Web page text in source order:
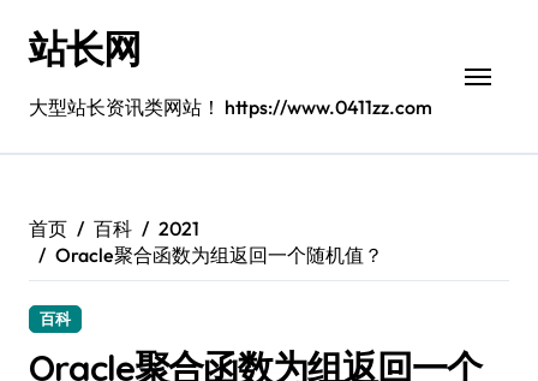
站长网
大型站长资讯类网站！ https://www.0411zz.com
首页 百科
2021
Oracle聚合函数为组返回一个随机值？
百科
Oracle聚合函数为组返回一个